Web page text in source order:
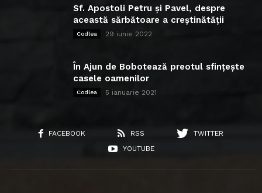
Sf. Apostoli Petru și Pavel, despre
această sărbătoare a creștinătății
Codlea 29 iunie 2022
În Ajun de Bobotează preotul sfințește
casele oamenilor
Codlea 5 ianuarie 2021
FACEBOOK RSS
TWITTER
YOUTUBE